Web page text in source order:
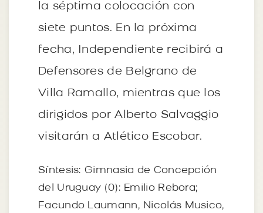
la séptima colocación con
siete puntos. En la próxima
fecha, Independiente recibirá a
Defensores de Belgrano de
Villa Ramallo, mientras que los
dirigidos por Alberto Salvaggio
visitarán a Atlético Escobar.
Síntesis: Gimnasia de Concepción
del Uruguay (0): Emilio Rebora;
Facundo Laumann, Nicolás Musico,